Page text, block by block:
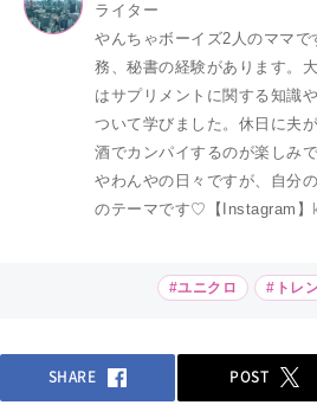
ライター
やんちゃボーイズ2人のママ
務、秘書の経験があります。
はサプリメントに関する知識
ついて学びました。休日に夫
酒でカンパイするのが楽しみ
やわんやの日々ですが、自分
のテーマです♡【Instagram】
#ユニクロ #トレ
SHARE POST